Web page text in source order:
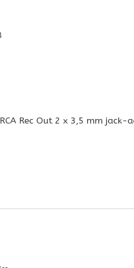
Rec Out 2 x 3,5 mm jack-